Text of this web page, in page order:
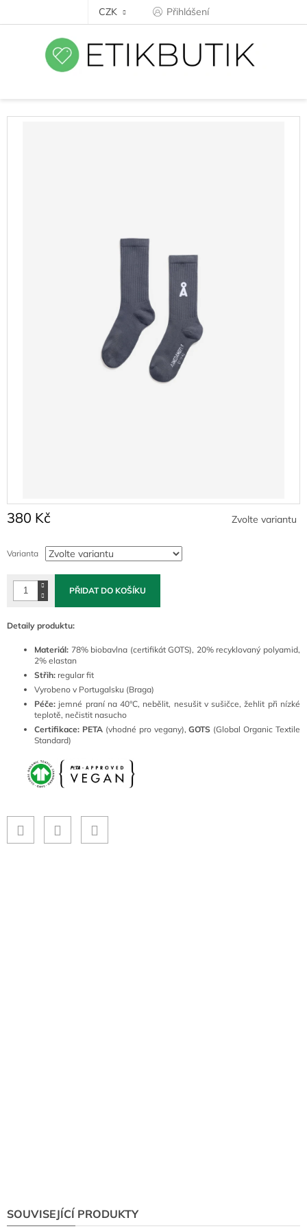
CZK Přihlášení
380 Kč
cena:
Zvolte variantu
Varianta
PŘIDAT DO KOŠÍKU
Detaily produktu:
Materiál: 78% biobavlna (certifikát GOTS), 20% recyklovaný polyamid,
2% elastan
Střih: regular fit
Vyrobeno v Portugalsku (Braga)
Péče: jemné praní na 40°C, nebělit, nesušit v sušičce, žehlit při nízké
teplotě, nečistit nasucho
Certifikace: PETA (vhodné pro vegany),GOTS (Global Organic Textile
Standard)
SOUVISEJÍCÍ PRODUKTY